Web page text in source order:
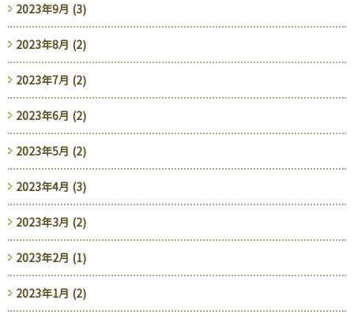
2023年9月 (3)
2023年8月 (2)
2023年7月 (2)
2023年6月 (2)
2023年5月 (2)
2023年4月 (3)
2023年3月 (2)
2023年2月 (1)
2023年1月 (2)